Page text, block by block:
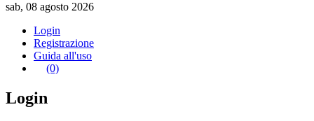
sab, 08 agosto 2026
Login
Registrazione
Guida all'uso
(0)
Login